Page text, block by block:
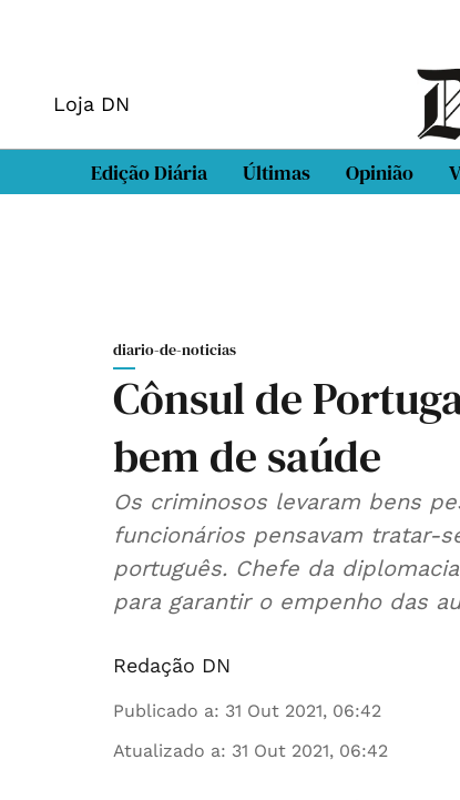
Loja DN
Edição Diária Últimas Opinião
diario-de-noticias
Cônsul de
bem de saúde
Os criminosos levaram bens
funcionários pensavam tratar-
português. Chefe da
para garantir o empenho das
Redação DN
Publicado a: 31 Out 2021, 06:42
Atualizado a: 31 Out 2021, 06:42